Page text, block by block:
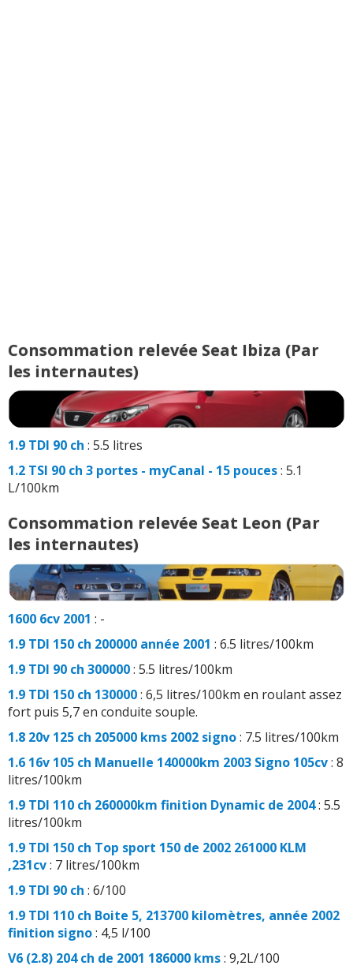
Consommation relevée Seat Ibiza (Par
les internautes)
1.9 TDI 90 ch : 5.5 litres
1.2 TSI 90 ch 3 portes - myCanal - 15 pouces: 5.1
L/100km
Consommation relevée Seat Leon (Par
les internautes)
1600 6cv 2001 : -
1.9 TDI 150 ch 200000 année 2001 : 6.5 litres/100km
1.9 TDI 90 ch 300000: 5.5 litres/100km
1.9 TDI 150 ch 130000: 6,5 litres/100km en roulant assez
fort puis 5,7 en conduite souple.
1.8 20v 125 ch 205000 kms 2002 signo: 7.5 litres/100km
1.6 16v 105 ch Manuelle 140000km 2003 Signo 105cv: 8
litres/100km
1.9 TDI 110 ch 260000km finition Dynamic de 2004: 5.5
litres/100km
1.9 TDI 150 ch Top sport 150 de 2002 261000 KLM
,231cv: 7 litres/100km
1.9 TDI 90 ch : 6/100
1.9 TDI 110 ch Boite 5, 213700 kilomètres, année 2002
finition signo: 4,5 l/100
V6 (2.8) 204 ch de 2001 186000 kms: 9,2L/100